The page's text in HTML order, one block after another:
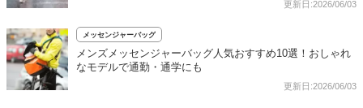
更新日:2026/06/03
メッセンジャーバッグ
メンズメッセンジャーバッグ人気おすすめ10選！おしゃれ
なモデルで通勤・通学にも
更新日:2026/06/03